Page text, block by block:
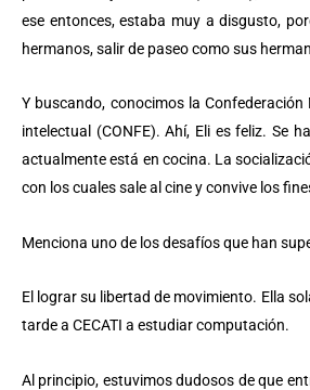
ese entonces, estaba muy a disgusto,
hermanos, salir de paseo como sus
Y buscando, conocimos la
intelectual (CONFE). Ahí, Eli es feliz. Se
actualmente está en cocina. La
con los cuales sale al cine y convive los
Menciona uno de los desafíos que han
El lograr su libertad de movimiento. Ella
tarde a CECATI a estudiar computación.
Al principio, estuvimos dudosos de que